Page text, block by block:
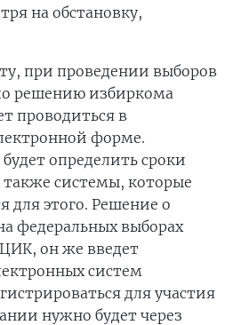
на обстановку,
при проведении выборов
решению избиркома
проводиться в
форме.
определить сроки
также системы, которые
для этого. Решение о
федеральных выборах
он же введет
систем
для участия
нужно будет через